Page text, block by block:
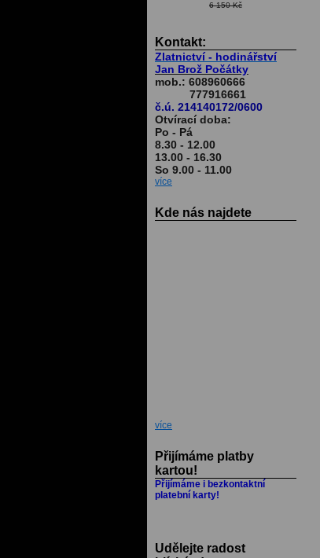
6 150 Kč
Kontakt:
Zlatnictví - hodinářství
Jan Brož Počátky
mob.: 608960666
777916661
č.ú. 214140172/0600
Otvírací doba:
Po - Pá
8.30 - 12.00
13.00 - 16.30
So 9.00 - 11.00
více
Kde nás najdete
více
Přijímáme platby
kartou!
Přijímáme i bezkontaktní
platební karty!
Udělejte radost